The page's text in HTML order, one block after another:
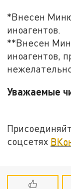
*Внесен
иноагентов.
**Внесен
иноагентов,
Уважаемые
соцсетях